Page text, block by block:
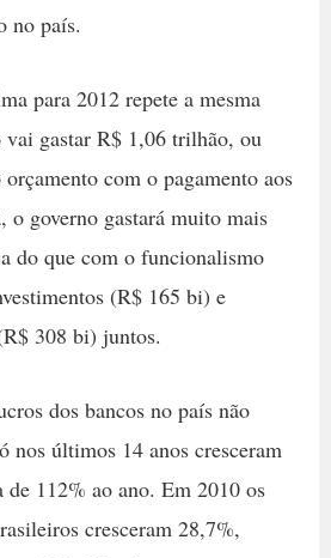
no país.
para 2012 repete a mesma
vai gastar R$ 1,06 trilhão, ou
com o pagamento aos
o governo gastará muito mais
do que com o funcionalismo
(R$ 165 bi) e
308 bi) juntos.
dos bancos no país não
nos últimos 14 anos cresceram
de 112% ao ano. Em 2010 os
cresceram 28,7%,